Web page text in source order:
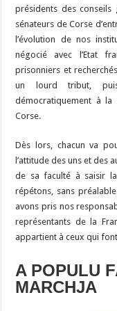
présidents des
sénateurs de Corse
l’évolution de nos
négocié avec l’Etat
prisonniers et
un lourd tribut,
démocratiquement à
Corse.
Dès lors, chacun va
l’attitude des uns et des
de sa faculté à saisir
répétons, sans
avons pris nos
représentants de la
appartient à ceux qui font
A POPULU
MARCHJA